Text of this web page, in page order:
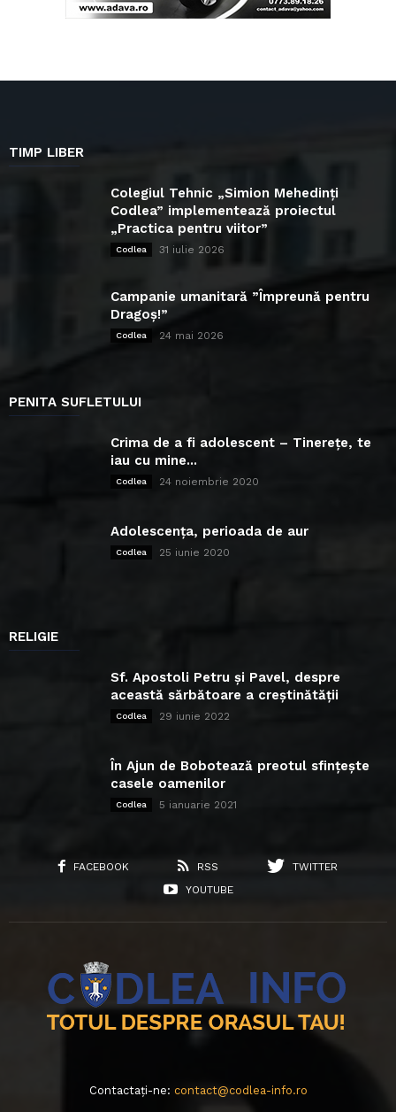
TIMP LIBER
Colegiul Tehnic „Simion Mehedinți
Codlea” implementează proiectul
„Practica pentru viitor”
Codlea 31 iulie 2026
Campanie umanitară ”Împreună pentru
Dragoș!”
Codlea 24 mai 2026
PENITA SUFLETULUI
Crima de a fi adolescent – Tinerețe, te
iau cu mine...
Codlea 24 noiembrie 2020
Adolescența, perioada de aur
Codlea 25 iunie 2020
RELIGIE
Sf. Apostoli Petru și Pavel, despre
această sărbătoare a creștinătății
Codlea 29 iunie 2022
În Ajun de Bobotează preotul sfințește
casele oamenilor
Codlea 5 ianuarie 2021
FACEBOOK RSS
TWITTER
YOUTUBE
Contactați-ne: contact@codlea-info.ro